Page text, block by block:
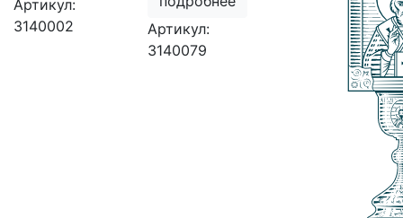
Артикул:
3140002
Артикул:
3140079